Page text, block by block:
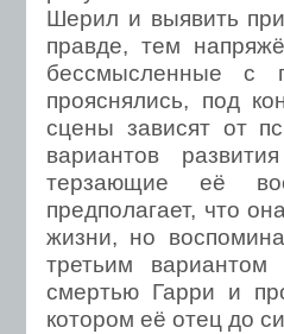
Шерил и выявить
правде, тем
бессмысленные с
прояснялись, под
сцены зависят от
вариантов
терзающие её
предполагает, что
жизни, но
третьим
смертью Гарри и
котором её отец до